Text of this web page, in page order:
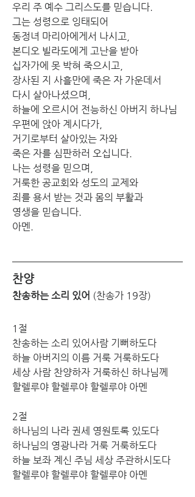
우리 주 예수 그리스도를 믿습니다.
그는 성령으로 잉태되어
동정녀 마리아에게서 나시고,
본디오 빌라도에게 고난을 받아
십자가에 못 박혀 죽으시고,
장사된 지 사흘만에 죽은 자 가운데서
다시 살아나셨으며,
하늘에 오르시어 전능하신 아버지 하나님
우편에 앉아 계시다가,
거기로부터 살아있는 자와
죽은 자를 심판하러 오십니다.
나는 성령을 믿으며,
거룩한 공교회와 성도의 교제와
죄를 용서 받는 것과 몸의 부활과
영생을 믿습니다.
아멘.
찬양
찬송하는 소리 있어 (찬송가 19장)
1절
찬송하는 소리 있어사람 기뻐하도다
하늘 아버지의 이름 거룩 거룩하도다
세상 사람 찬양하자 거룩하신 하나님께
할렐루야 할렐루야 할렐루야 아멘
2절
하나님의 나라 권세 영원토록 있도다
하나님의 영광나라 거룩 거룩하도다
하늘 보좌 계신 주님 세상 주관하시도다
할렐루야 할렐루야 할렐루야 아멘